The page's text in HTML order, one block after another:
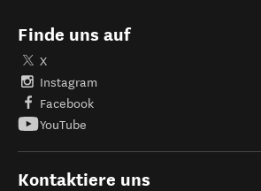
Finde uns auf
X
Instagram
Facebook
YouTube
Kontaktiere uns